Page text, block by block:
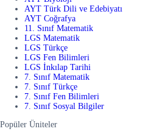
AYT Türk Dili ve Edebiyatı
AYT Coğrafya
11. Sınıf Matematik
LGS Matematik
LGS Türkçe
LGS Fen Bilimleri
LGS İnkılap Tarihi
7. Sınıf Matematik
7. Sınıf Türkçe
7. Sınıf Fen Bilimleri
7. Sınıf Sosyal Bilgiler
Popüler Üniteler